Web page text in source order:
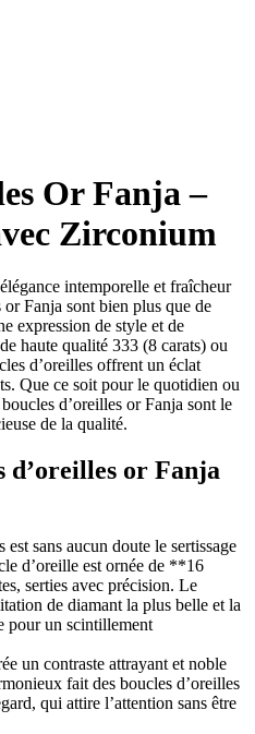
Or Fanja –
Zirconium
intemporelle et fraîcheur
Fanja sont bien plus que de
expression de style et de
haute qualité 333 (8 carats) ou
d’oreilles offrent un éclat
Que ce soit pour le quotidien ou
d’oreilles or Fanja sont le
de la qualité.
d’oreilles or Fanja
sans aucun doute le sertissage
d’oreille est ornée de **16
serties avec précision. Le
de diamant la plus belle et la
pour un scintillement
un contraste attrayant et noble
fait des boucles d’oreilles
qui attire l’attention sans être